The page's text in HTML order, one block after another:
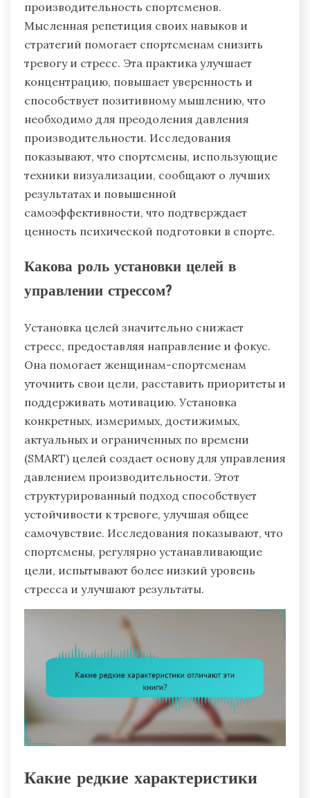
производительность спортсменов.
Мысленная репетиция своих навыков и
стратегий помогает спортсменам снизить
тревогу и стресс. Эта практика улучшает
концентрацию, повышает уверенность и
способствует позитивному мышлению, что
необходимо для преодоления давления
производительности. Исследования
показывают, что спортсмены, использующие
техники визуализации, сообщают о лучших
результатах и повышенной
самоэффективности, что подтверждает
ценность психической подготовки в спорте.
Какова роль установки целей в
управлении стрессом?
Установка целей значительно снижает
стресс, предоставляя направление и фокус.
Она помогает женщинам-спортсменам
уточнить свои цели, расставить приоритеты и
поддерживать мотивацию. Установка
конкретных, измеримых, достижимых,
актуальных и ограниченных по времени
(SMART) целей создает основу для управления
давлением производительности. Этот
структурированный подход способствует
устойчивости к тревоге, улучшая общее
самочувствие. Исследования показывают, что
спортсмены, регулярно устанавливающие
цели, испытывают более низкий уровень
стресса и улучшают результаты.
Какие редкие характеристики